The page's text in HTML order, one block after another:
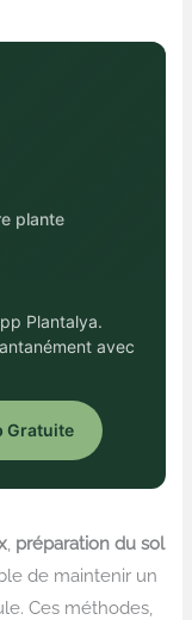
plante
Plantalya.
avec
Gratuite
préparation du sol
de maintenir un
Ces méthodes,